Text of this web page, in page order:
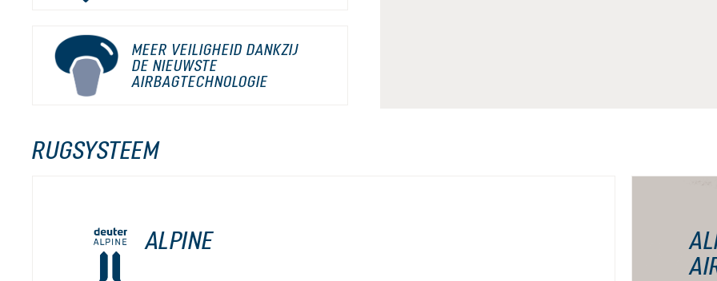
MEER VEILIGHEID DANKZIJ
DE NIEUWSTE
AIRBAGTECHNOLOGIE
RUGSYSTEEM
ALPINE